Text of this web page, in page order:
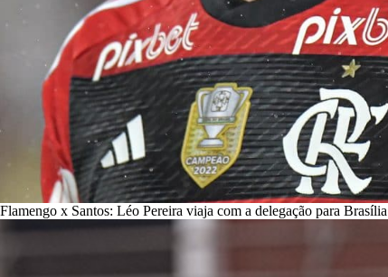
Flamengo x Santos: Léo Pereira viaja com a delegação para Brasília